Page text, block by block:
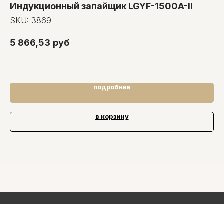
Индукционный запайщик LGYF-1500A-II
SKU: 3869
5 866,53 руб
подробнее
в корзину